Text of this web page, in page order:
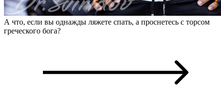
А что, если вы однажды ляжете спать, а проснетесь с торсом
греческого бога?